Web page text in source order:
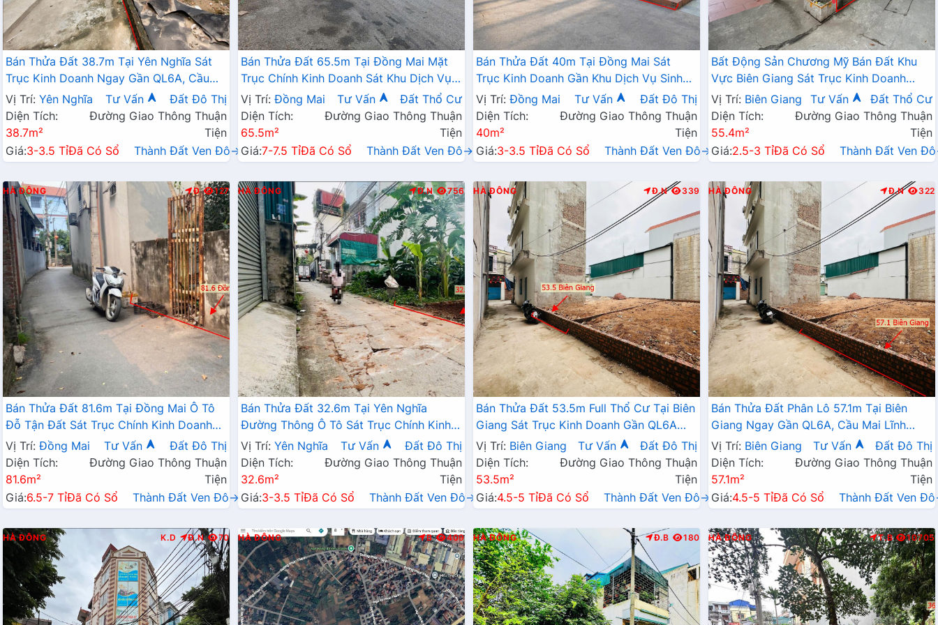
Bán Thửa Đất 38.7m Tại Yên Nghĩa Sát
Trục Kinh Doanh Ngay Gần QL6A, Cầu
Mai Lĩnh Đang Mở Rộng
Vị Trí: Yên Nghĩa Tư Vấn
Đất Đô Thị
Diện Tích:
38.7m²
Đường Giao Thông Thuận
Tiện
Giá:3-3.5 TỉĐã Có Sổ Thành Đất Ven Đô→
Bán Thửa Đất 65.5m Tại Đồng Mai Mặt
Trục Chính Kinh Doanh Sát Khu Dịch Vụ
Sinh Thái Đồng Mai
Vị Trí: Đồng Mai Tư Vấn
Đất Thổ Cư
Diện Tích:
65.5m²
Đường Giao Thông Thuận
Tiện
Giá:7-7.5 TỉĐã Có Sổ Thành Đất Ven Đô→
Bán Thửa Đất 40m Tại Đồng Mai Sát
Trục Kinh Doanh Gần Khu Dịch Vụ Sinh
Thái Đồng Mai
Vị Trí: Đồng Mai Tư Vấn
Đất Đô Thị
Diện Tích:
40m²
Đường Giao Thông Thuận
Tiện
Giá:3-3.5 TỉĐã Có Sổ Thành Đất Ven Đô→
Bất Động Sản Chương Mỹ Bán Đất Khu
Vực Biên Giang Sát Trục Kinh Doanh
Ngay Gần QL6A, Cầu Mai Lĩnh Đang Mở
Rộng
Vị Trí: Biên Giang Tư Vấn
Đất Thổ Cư
Diện Tích:
55.4m²
Đường Giao Thông Thuận
Tiện
Giá:2.5-3 TỉĐã Có Sổ Thành Đất Ven
HÀ ĐÔNG Đ 127
Bán Thửa Đất 81.6m Tại Đồng Mai Ô Tô
Đỗ Tận Đất Sát Trục Chính Kinh Doanh
Ngay Gần Khu Dịch Vụ Sinh Thái
Vị Trí: Đồng Mai Tư Vấn
Đất Đô Thị
Diện Tích:
81.6m²
Đường Giao Thông Thuận
Tiện
Giá:6.5-7 TỉĐã Có Sổ Thành Đất Ven Đô→
HÀ ĐÔNG Đ.N 756
Bán Thửa Đất 32.6m Tại Yên Nghĩa
Đường Thông Ô Tô Sát Trục Chính Kinh
Doanh Gần QL6A , Cầu Mai Lĩnh Mở Rộng
Vị Trí: Yên Nghĩa Tư Vấn
Đất Đô Thị
Diện Tích:
32.6m²
Đường Giao Thông Thuận
Tiện
Giá:3-3.5 TỉĐã Có Sổ Thành Đất Ven Đô→
HÀ ĐÔNG Đ.N 339
Bán Thửa Đất 53.5m Full Thổ Cư Tại Biên
Giang Sát Trục Kinh Doanh Gần QL6A
Đang Triển Khai Mở Rộng
Vị Trí: Biên Giang Tư Vấn
Đất Đô Thị
Diện Tích:
53.5m²
Đường Giao Thông Thuận
Tiện
Giá:4.5-5 TỉĐã Có Sổ Thành Đất Ven Đô→
HÀ ĐÔNG Đ.N 322
Bán Thửa Đất Phân Lô 57.1m Tại Biên
Giang Ngay Gần QL6A, Cầu Mai Lĩnh
Đang Mở Rộng Giá Chỉ Vài Tỷ
Vị Trí: Biên Giang Tư Vấn
Đất Đô Thị
Diện Tích:
57.1m²
Đường Giao Thông Thuận
Tiện
Giá:4.5-5 TỉĐã Có Sổ Thành Đất Ven
HÀ ĐÔNG K.D Đ.N 70 HÀ ĐÔNG B 409 HÀ ĐÔNG Đ.B 180 HÀ ĐÔNG T.B 10705